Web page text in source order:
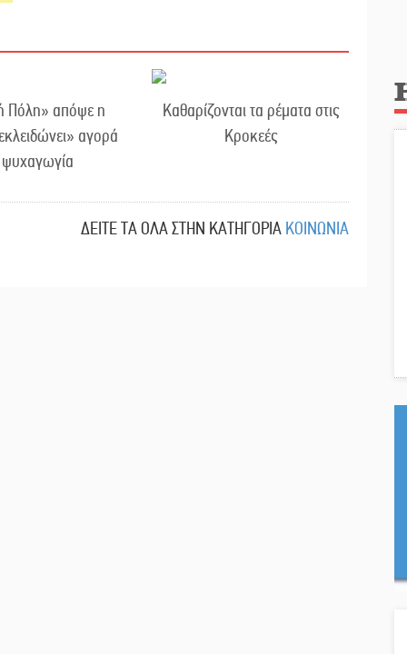
Πόλη» απόψε η
αγορά
ψυχαγωγία
Καθαρίζονται τα ρέματα στις
Κροκεές
ΔΕΙΤΕ ΤΑ ΟΛΑ ΣΤΗΝ ΚΑΤΗΓΟΡΙΑ ΚΟΙΝΩΝΙΑ